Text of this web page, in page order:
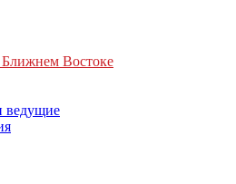
Востоке
ведущие